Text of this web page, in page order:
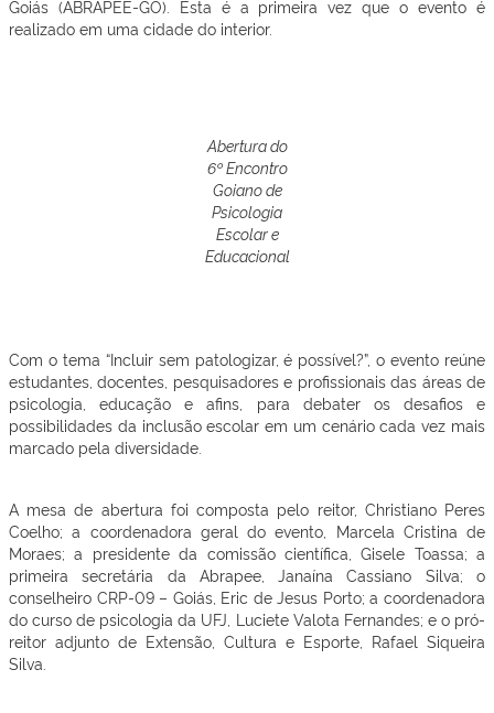
Goiás (ABRAPEE-GO). Esta é a primeira vez que o evento é
realizado em uma cidade do interior.
Abertura do
6º Encontro
Goiano de
Psicologia
Escolar e
Educacional
Com o tema “Incluir sem patologizar, é possível?”, o evento reúne
estudantes, docentes, pesquisadores e profissionais das áreas de
psicologia, educação e afins, para debater os desafios e
possibilidades da inclusão escolar em um cenário cada vez mais
marcado pela diversidade.
A mesa de abertura foi composta pelo reitor, Christiano Peres
Coelho; a coordenadora geral do evento, Marcela Cristina de
Moraes; a presidente da comissão científica, Gisele Toassa; a
primeira secretária da Abrapee, Janaína Cassiano Silva; o
conselheiro CRP-09 – Goiás, Eric de Jesus Porto; a coordenadora
do curso de psicologia da UFJ, Luciete Valota Fernandes; e o pró-
reitor adjunto de Extensão, Cultura e Esporte, Rafael Siqueira
Silva.